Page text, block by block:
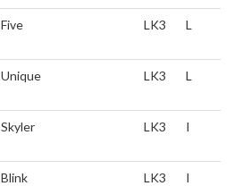
Five LK3 L
Unique LK3 L
Skyler LK3 I
Blink LK3 I